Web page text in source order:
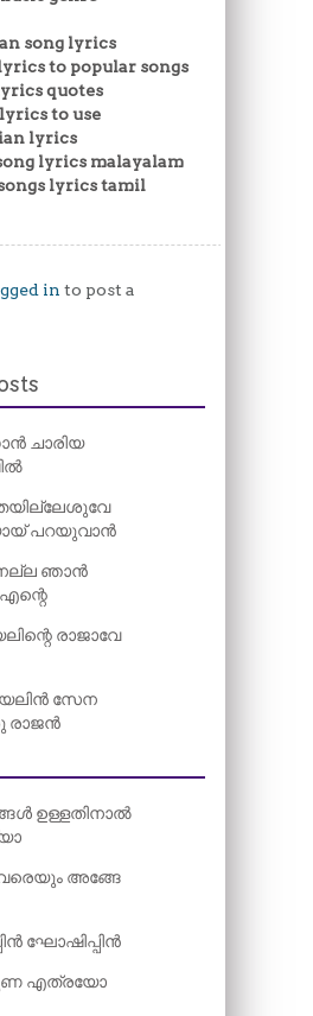
song lyrics
to popular songs
quotes
to use
lyrics
lyrics malayalam
lyrics tamil
in to post a
ചാരിയ
പറയുവാൻ
ഞാൻ
രാജാവേ
സേന
രാജൻ
ഉള്ളതിനാൽ
അങ്ങേ
ഘോഷിപ്പിൻ
എത്രയോ